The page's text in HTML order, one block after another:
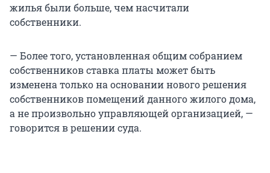
жилья были больше, чем насчитали
собственники.
— Более того, установленная общим собранием
собственников ставка платы может быть
изменена только на основании нового решения
собственников помещений данного жилого дома,
а не произвольно управляющей организацией, —
говорится в решении суда.